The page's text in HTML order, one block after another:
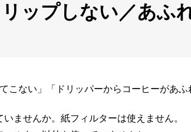
ップしない／あふ
こない」「ドリッパーからコーヒーがあ
ませんか。紙フィルターは使えません。